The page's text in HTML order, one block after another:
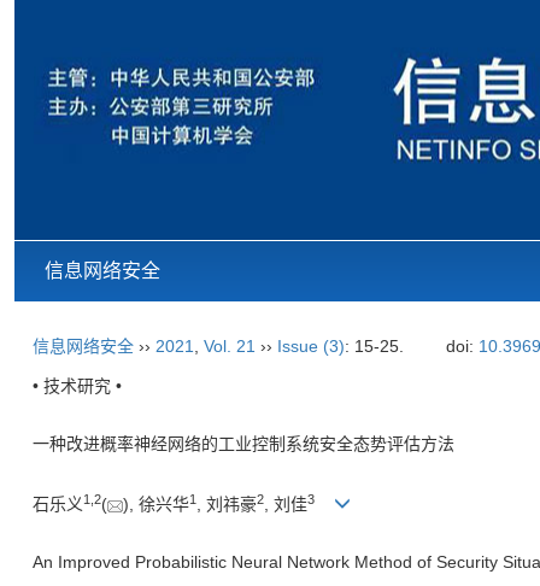
信息网络安全
信息网络安全 ›› 2021 Vol. 21 ›› Issue (3): 15-25. doi:
• 技术研究 •
一种改进概率神经网络的工业控制系统安全态势评估方法
石乐义1 2( ), 徐兴华1 , 刘祎豪2, 刘佳3
An Improved Probabilistic Neural Network Method of Security